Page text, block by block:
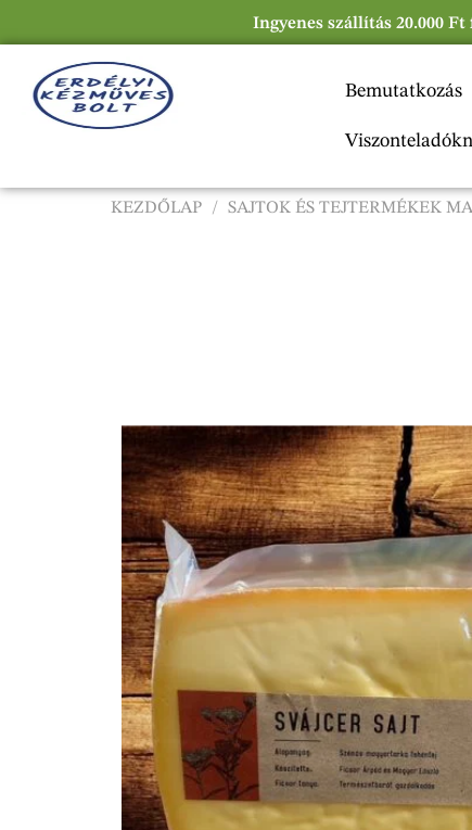
Ingyenes szállítás 20.000
Bemutatkozás
KEZDŐLAP / SAJTOK ÉS TEJTERMÉKEK